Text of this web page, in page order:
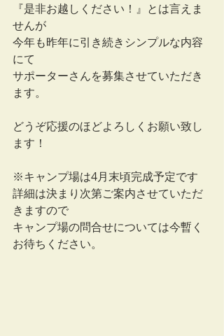
『是非お越しください！』とは言えま
せんが
今年も昨年に引き続きシンプルな内容
にて
サポーターさんを募集させていただき
ます。
どうぞ応援のほどよろしくお願い致し
ます！
※キャンプ場は4月末頃完成予定です
詳細は決まり次第ご案内させていただ
きますので
キャンプ場の問合せについては今暫く
お待ちください。